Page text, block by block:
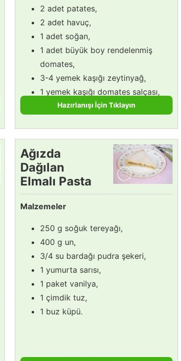
2 adet patates,
2 adet havuç,
1 adet soğan,
1 adet büyük boy rendelenmiş
domates,
3-4 yemek kaşığı zeytinyağ,
1 yemek kaşığı domates salçası,
Hazırlanışı İçin Tıklayın
Ağızda
Dağılan
Elmalı Pasta
Tarifi
Malzemeler
250 g soğuk tereyağı,
400 g un,
3/4 su bardağı pudra şekeri,
1 yumurta sarısı,
1 paket vanilya,
1 çimdik tuz,
1 buz küpü.